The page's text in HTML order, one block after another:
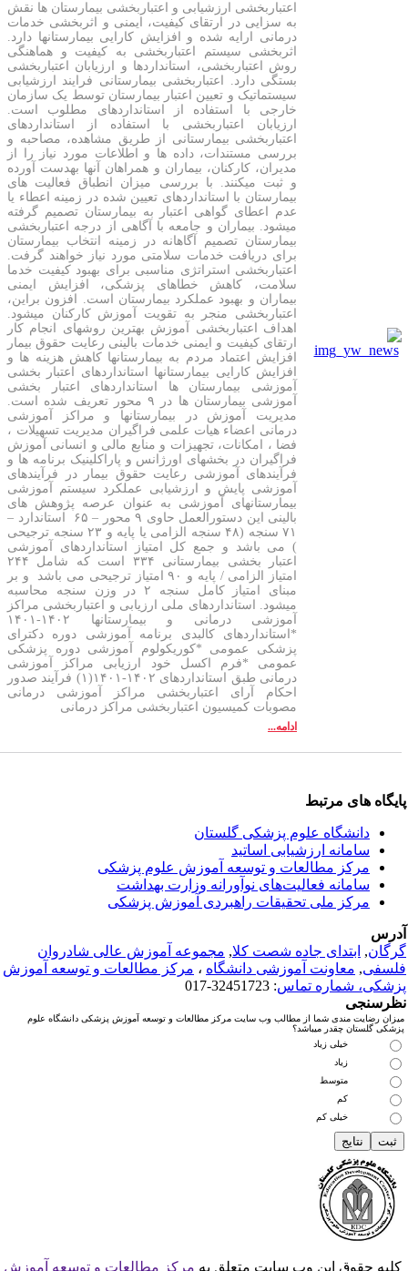
اعتباربخشی ارزشیابی و اعتباربخشی بیمارستان ها نقش
به سزایی در ارتقای کیفیت، ایمنی و اثربخشی خدمات
درمانی ارایه شده و افزایش کارایی بیمارستانها دارد.
اثربخشی سیستم اعتباربخشی به کیفیت و هماهنگی
روش اعتباربخشی، استانداردها و ارزیابان اعتباربخشی
بستگی دارد. اعتباربخشی بیمارستانی فرایند ارزشیابی
سیستماتیک و تعیین اعتبار بیمارستان توسط یک سازمان
خارجی با استفاده از استانداردهای مطلوب است.
ارزیابان اعتباربخشی با استفاده از استانداردهای
اعتباربخشی بیمارستانی از طریق مشاهده، مصاحبه و
بررسی مستندات، داده ها و اطلاعات مورد نیاز را از
مدیران، کارکنان، بیماران و همراهان آنها بهدست آورده
و ثبت میکنند. با بررسی میزان انطباق فعالیت های
بیمارستان با استانداردهای تعیین شده در زمینه اعطاء یا
عدم اعطای گواهی اعتبار به بیمارستان تصمیم گرفته
میشود. بیماران و جامعه با آگاهی از درجه اعتباربخشی
بیمارستان تصمیم آگاهانه در زمینه انتخاب بیمارستان
برای دریافت خدمات سلامتی مورد نیاز خواهند گرفت.
اعتباربخشی استراتژی مناسبی برای بهبود کیفیت خدما
سلامت، کاهش خطاهای پزشکی، افزایش ایمنی
بیماران و بهبود عملکرد بیمارستان است. افزون براین،
اعتباربخشی منجر به تقویت آموزش کارکنان میشود.
اهداف اعتباربخشی آموزش بهترین روشهای انجام کار
ارتقای کیفیت و ایمنی خدمات بالینی رعایت حقوق بیمار
افزایش اعتماد مردم به بیمارستانها کاهش هزینه ها و
افزایش کارایی بیمارستانها استانداردهای اعتبار بخشی
آموزشی بیمارستان ها استانداردهای اعتبار بخشی
آموزشی بیمارستان ها در ۹ محور تعریف شده است.
مدیریت آموزش در بیمارستانها و مراکز آموزشی
درمانی اعضاء هیات علمی فراگیران مدیریت تسهیلات ،
فضا ، امکانات، تجهیزات و منابع مالی و انسانی آموزش
فراگیران در بخشهای اورژانس و پاراکلینیک برنامه ها و
فرآیندهای آموزشی رعایت حقوق بیمار در فرآیندهای
آموزشی پایش و ارزشیابی عملکرد سیستم آموزشی
بیمارستانهای آموزشی به عنوان عرصه پژوهش های
بالینی این دستورالعمل حاوی ۹ محور – ۶۵ استاندارد –
۷۱ سنجه (۴۸ سنجه الزامی یا پایه و ۲۳ سنجه ترجیحی
) می باشد و جمع کل امتیاز استانداردهای آموزشی
اعتبار بخشی بیمارستانی ۳۳۴ است که شامل ۲۴۴
امتیاز الزامی / پایه و ۹۰ امتیاز ترجیحی می باشد و بر
مبنای امتیاز کامل سنجه ۲ در وزن سنجه محاسبه
میشود. استانداردهای ملی ارزیابی و اعتباربخشی مراکز
آموزشی درمانی و بیمارستانها ۱۴۰۲-۱۴۰۱
*استانداردهای کالبدی برنامه آموزشی دوره دکترای
پزشکی عمومی *کوریکولوم آموزشی دوره پزشکی
عمومی *فرم اکسل خود ارزیابی مراکز آموزشی
درمانی طبق استانداردهای ۱۴۰۲-۱۴۰۱(۱) فرآیند صدور
احکام آرای اعتباربخشی مراکز آموزشی درمانی
مصوبات کمیسیون اعتباربخشی مراکز درمانی
ادامه...
های مرتبط
دانشگاه علوم پزشکی گلستان
سامانه ارزشیابی اساتید
مرکز مطالعات و توسعه آموزش علوم پزشکی
سامانه فعالیت‌های نوآورانه وزارت بهداشت
مرکز ملی تحقیقات راهبردی آموزش پزشکی
,ابتدای جاده شصت کلا,مجموعه آموزش عالی شادروان
, معاونت آموزشی دانشگاه، مرکز مطالعات و توسعه آموزش
شماره تماس: 32451723-017
رضایت مندی شما از مطالب وب سایت مرکز مطالعات و توسعه آموزش پزشکی دانشگاه علوم
گلستان چقدر میباشد؟
خیلی زیاد
زیاد
متوسط
خیلی کم
حقوق این وب سایت متعلق بهمرکز مطالعات و توسعه آموزش